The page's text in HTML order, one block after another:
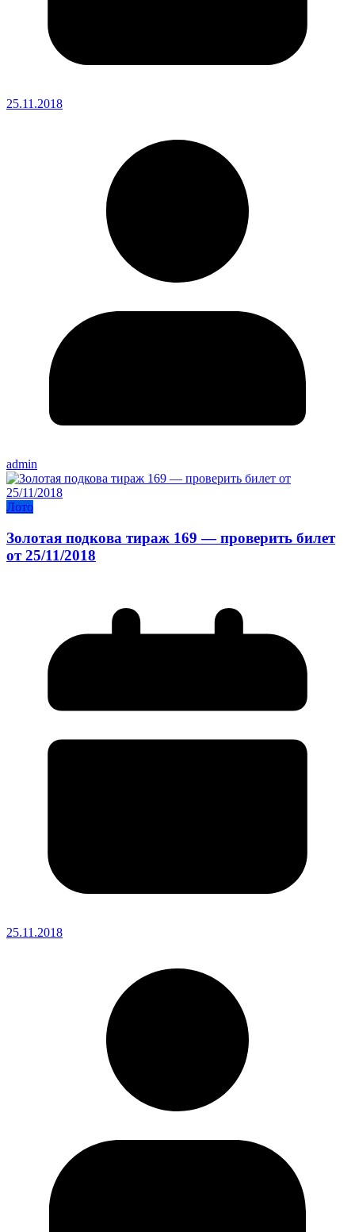
25.11.2018
admin
Лото
Золотая подкова тираж 169 — проверить билет
от 25/11/2018
25.11.2018